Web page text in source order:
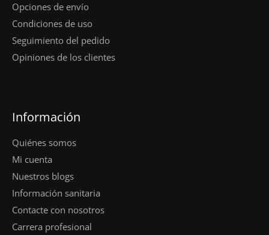
Opciones de envío
Condiciones de uso
Seguimiento del pedido
Opiniones de los clientes
Información
Quiénes somos
Mi cuenta
Nuestros blogs
Información sanitaria
Contacte con nosotros
Carrera profesional